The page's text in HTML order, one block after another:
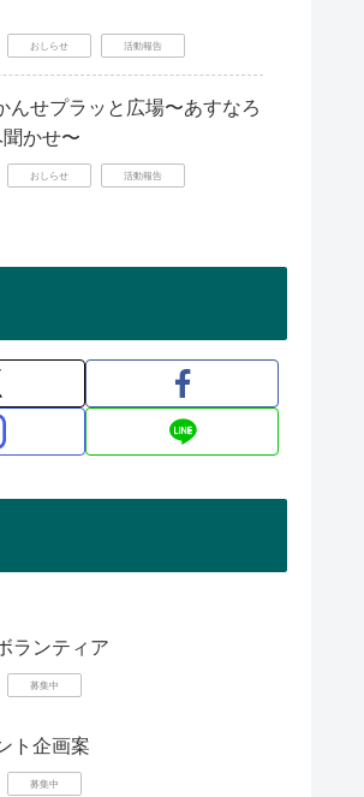
おしらせ 活動報告
んせプラッと広場〜あすなろ
かせ〜
おしらせ 活動報告
ランティア
募集中
ト企画案
募集中